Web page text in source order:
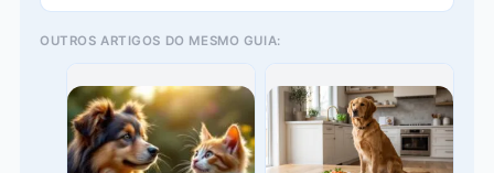
OUTROS ARTIGOS DO MESMO GUIA: